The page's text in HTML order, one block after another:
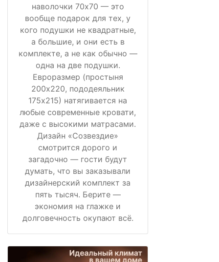
наволочки 70х70 — это
вообще подарок для тех, у
кого подушки не квадратные,
а большие, и они есть в
комплекте, а не как обычно —
одна на две подушки.
Евроразмер (простыня
200х220, пододеяльник
175х215) натягивается на
любые современные кровати,
даже с высокими матрасами.
Дизайн «Созвездие»
смотрится дорого и
загадочно — гости будут
думать, что вы заказывали
дизайнерский комплект за
пять тысяч. Берите —
экономия на глажке и
долговечность окупают всё.